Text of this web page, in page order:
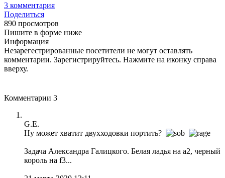
3 комментария
Поделиться
890 просмотров
Пишите в форме ниже
Информация
Незарегестрированные посетители не могут оставлять
комментарии. Зарегистрируйтесь. Нажмите на иконку справа
вверху.
Комментарии 3
G.E.
Ну может хватит двухходовки портить?
Задача Александра Галицкого. Белая ладья на а2, черный
король на f3...